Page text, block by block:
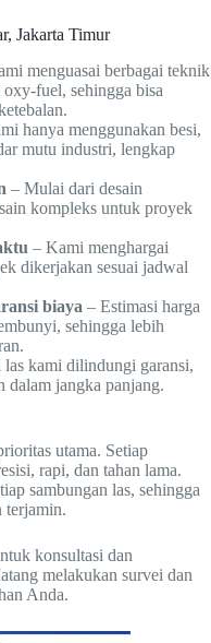
Jakarta Timur
menguasai berbagai teknik
fuel, sehingga bisa
hanya menggunakan besi,
mutu industri, lengkap
– Mulai dari desain
kompleks untuk proyek
– Kami menghargai
dikerjakan sesuai jadwal
biaya – Estimasi harga
sehingga lebih
las kami dilindungi garansi,
dalam jangka panjang.
utama. Setiap
rapi, dan tahan lama.
sambungan las, sehingga
terjamin.
konsultasi dan
melakukan survei dan
Anda.